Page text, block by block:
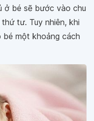
ở bé sẽ bước vào chu
tư. Tuy nhiên, khi
một khoảng cách